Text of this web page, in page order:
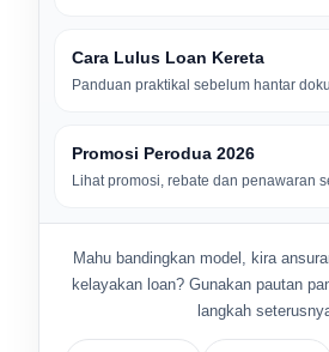
Cara Lulus Loan Kereta
Panduan praktikal sebelum hantar
Promosi Perodua 2026
Lihat promosi, rebate dan penawaran
Mahu bandingkan model, kira
kelayakan loan? Gunakan pautan
langkah